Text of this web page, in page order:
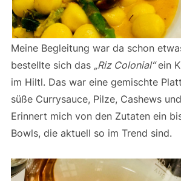
Meine Begleitung war da schon
bestellte sich das „Riz Colonial“ein
im Hiltl. Das war eine gemischte
süße Currysauce, Pilze, Cashews
Erinnert mich von den Zutaten ein
Bowls, die aktuell so im Trend sind.